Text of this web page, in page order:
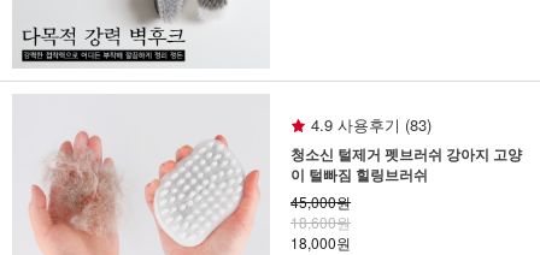
4.9 사용후기 (83)
청소신 털제거 펫브러쉬 강아지 고양
이 털빠짐 힐링브러쉬
45,000원
18,600원
18,000원